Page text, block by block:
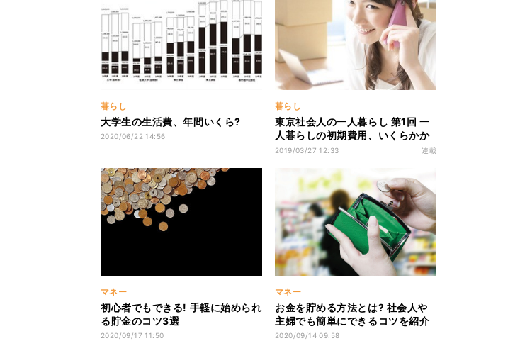
暮らし
大学生の生活費、年間いくら?
2020/06/22 14:56
暮らし
東京社会人の一人暮らし 第1回 一
人暮らしの初期費用、いくらかか
った? おさえるコツは?
2019/03/27 12:33 連載
マネー
初心者でもできる! 手軽に始められ
る貯金のコツ3選
2020/09/17 11:50
マネー
お金を貯める方法とは? 社会人や
主婦でも簡単にできるコツを紹介
2020/09/14 09:58